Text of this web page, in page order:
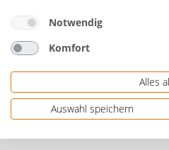
sehr strapazierfähig
Farbe:
Notwendig
Komfort
Alles
Auswahl speichern